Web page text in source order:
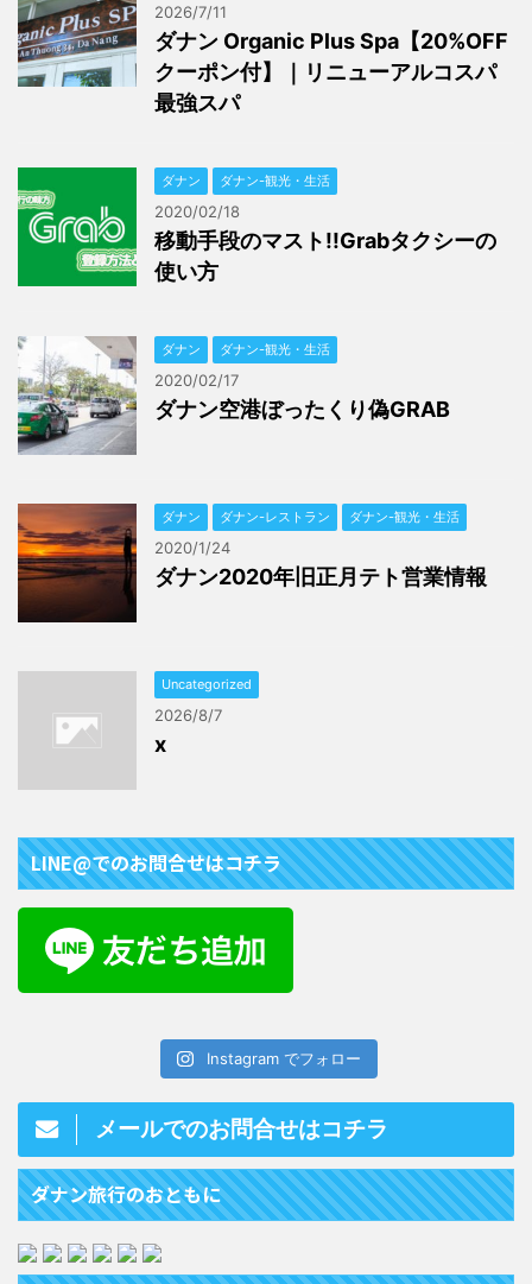
2026/7/11
ダナン Organic Plus Spa【20%OFF
クーポン付】｜リニューアルコスパ
最強スパ
ダナン ダナン-観光・生活
2020/02/18
移動手段のマスト!!Grabタクシーの
使い方
ダナン ダナン-観光・生活
2020/02/17
ダナン空港ぼったくり偽GRAB
ダナン ダナン-レストラン ダナン-観光・生活
2020/1/24
ダナン2020年旧正月テト営業情報
Uncategorized
2026/8/7
x
LINE@でのお問合せはコチラ
Instagram でフォロー
メールでのお問合せはコチラ
ダナン旅行のおともに